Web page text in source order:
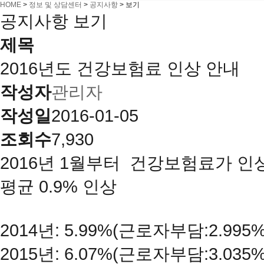
HOME > 정보 및 상담센터 > 공지사항 > 보기
공지사항 보기
제목
2016년도 건강보험료 인상 안내
작성자관리자
작성일2016-01-05
조회수7,930
2016년 1월부터 건강보험료가 인
평균 0.9% 인상
2014년: 5.99%(근로자부담
2015년: 6.07%(근로자부담